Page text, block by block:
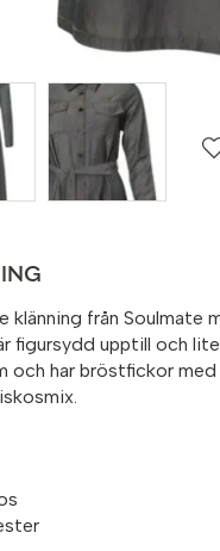
klänning från Soulmate
figursydd upptill och
och har bröstfickor